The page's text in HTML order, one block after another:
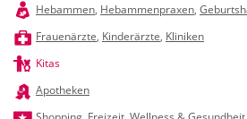
Hebammen, Hebammenpraxen,
Frauenärzte, Kinderärzte, Kliniken
Kitas
Apotheken